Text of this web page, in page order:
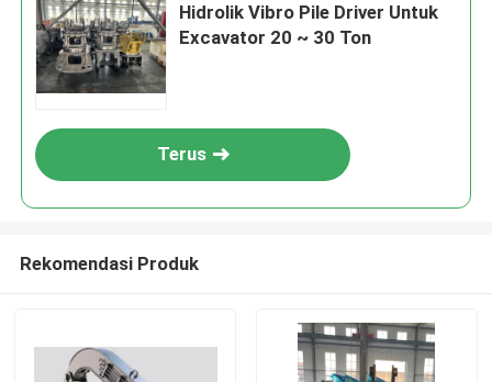
Hidrolik Vibro Pile Driver Untuk
Excavator 20 ~ 30 Ton
Terus
Rekomendasi Produk